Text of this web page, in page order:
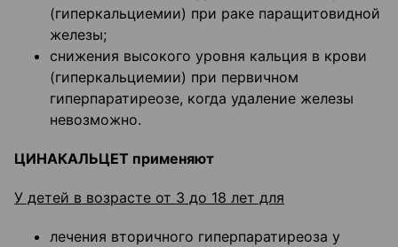
(гиперкальциемии) при раке паращитовидной
железы;
снижения высокого уровня кальция в крови
(гиперкальциемии) при первичном
гиперпаратиреозе, когда удаление железы
невозможно.
ЦИНАКАЛЬЦЕТ применяют
У детей в возрасте от 3 до 18 лет для
лечения вторичного гиперпаратиреоза у